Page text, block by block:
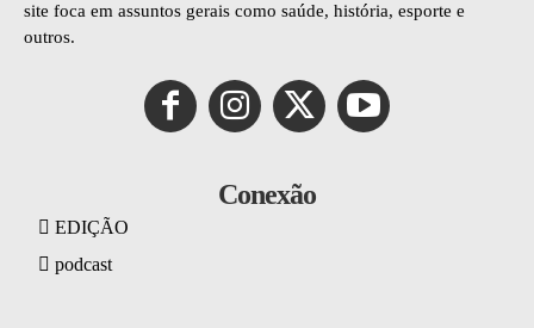
site foca em assuntos gerais como saúde, história, esporte e
outros.
Conexão
EDIÇÃO
podcast